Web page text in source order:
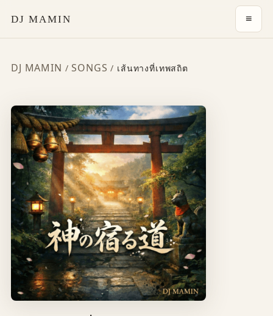
DJ MAMIN ≡
DJ MAMIN /SONGS / เส้นทางที่เทพสถิต